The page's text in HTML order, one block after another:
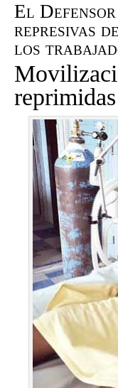
El
represivas
los